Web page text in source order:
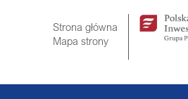
Strona główna
Mapa strony